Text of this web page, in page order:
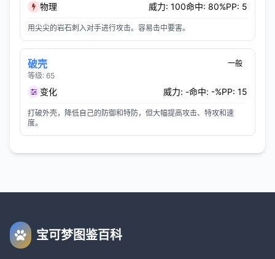
物理 威力: 100命中: 80%PP: 5
用尖尖的岩石刺入对手进行攻击。容易击中要害。
破壳
等级: 65
一般
变化 威力: -命中: -%PP: 15
打破外壳，降低自己的防御和特防，但大幅提高攻击、特攻和速
度。
宝可梦图鉴百科